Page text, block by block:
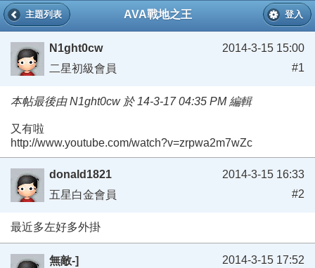
AVA戰地之王
主題列表 登入
N1ght0cw
二星初級會員
2014-3-15 15:00
#1
本帖最後由 N1ght0cw 於 14-3-17 04:35 PM 編輯
又有啦
http://www.youtube.com/watch?v=zrpwa2m7wZc
donald1821
五星白金會員
2014-3-15 16:33
#2
最近多左好多外掛
無敵-]
2014-3-15 17:52